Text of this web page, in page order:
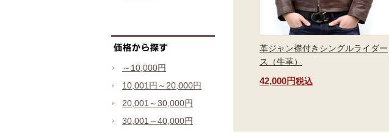
～10,000円
10,001円～20,000円
20,001～30,000円
30,001～40,000円
革ジャン襟付きシングルライダー
ス（牛革）
42,000円税込